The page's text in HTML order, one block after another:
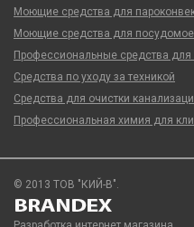
Моющие средства для
Моющие средства для
Профессиональные средства для
Средства по уходу за техникой
Средства для очистки
Профессиональная химия для
© 2013 ТОВ "КИЙ-В".